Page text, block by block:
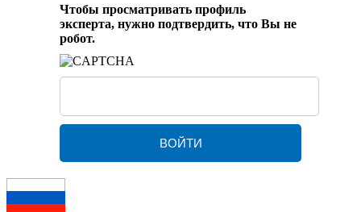
Чтобы просматривать профиль
эксперта, нужно подтвердить, что Вы не
робот.